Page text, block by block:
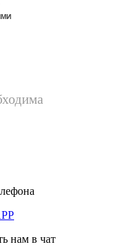
нам в чат